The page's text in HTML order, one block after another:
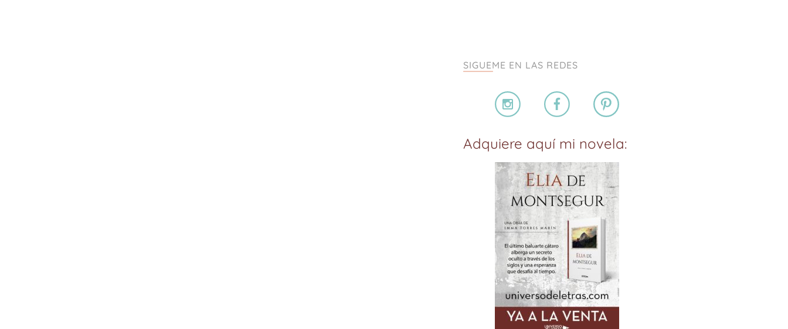
SIGUEME EN LAS REDES
Adquiere aquí mi novela: